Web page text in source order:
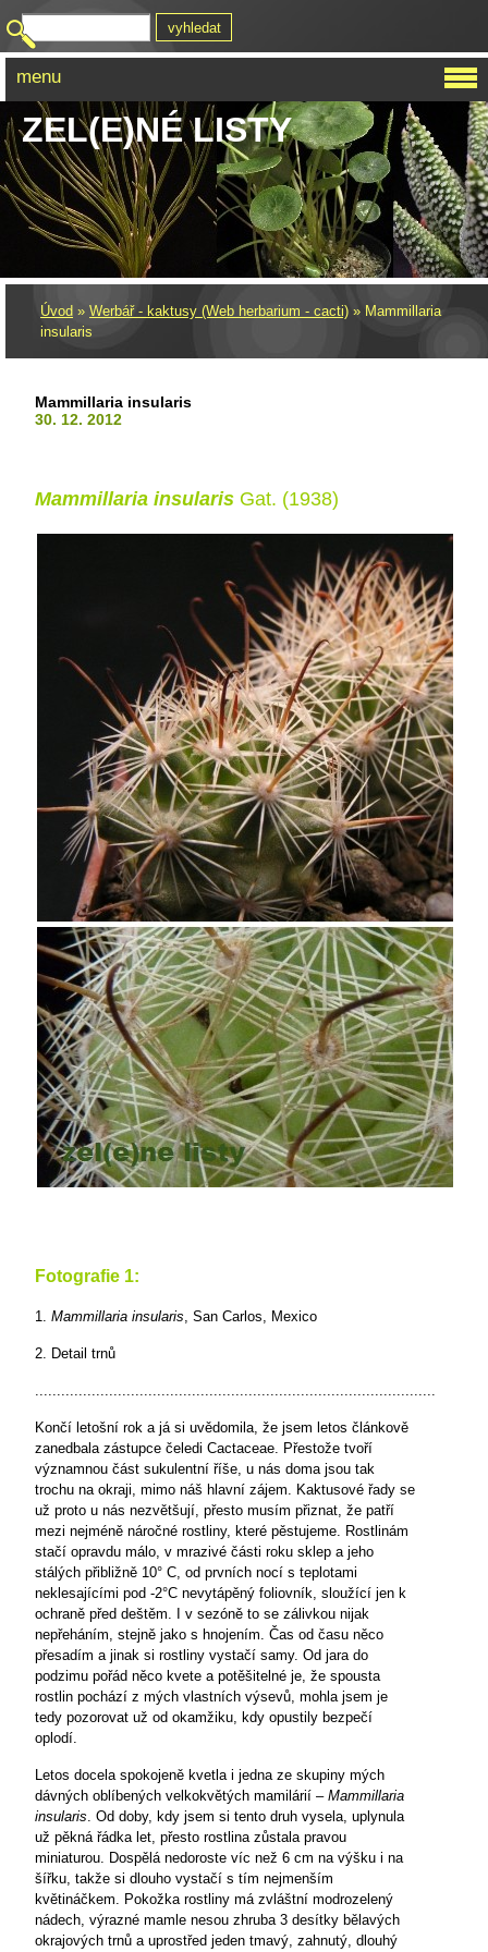
ZEL(E)NÉ LISTY
Úvod » Werbář - kaktusy (Web herbarium - cacti) » Mammillaria
insularis
Mammillaria insularis
30. 12. 2012
Mammillaria insularis Gat. (1938)
Fotografie 1:
1. Mammillaria insularis, San Carlos, Mexico
2. Detail trnů
............................................................................................
Končí letošní rok a já si uvědomila, že jsem letos článkově
zanedbala zástupce čeledi Cactaceae. Přestože tvoří
významnou část sukulentní říše, u nás doma jsou tak
trochu na okraji, mimo náš hlavní zájem. Kaktusové řady se
už proto u nás nezvětšují, přesto musím přiznat, že patří
mezi nejméně náročné rostliny, které pěstujeme. Rostlinám
stačí opravdu málo, v mrazivé části roku sklep a jeho
stálých přibližně 10° C, od prvních nocí s teplotami
neklesajícími pod -2°C nevytápěný foliovník, sloužící jen k
ochraně před deštěm. I v sezóně to se zálivkou nijak
nepřeháním, stejně jako s hnojením. Čas od času něco
přesadím a jinak si rostliny vystačí samy. Od jara do
podzimu pořád něco kvete a potěšitelné je, že spousta
rostlin pochází z mých vlastních výsevů, mohla jsem je
tedy pozorovat už od okamžiku, kdy opustily bezpečí
oplodí.
Letos docela spokojeně kvetla i jedna ze skupiny mých
dávných oblíbených velkokvětých mamilárií – Mammillaria
insularis. Od doby, kdy jsem si tento druh vysela, uplynula
už pěkná řádka let, přesto rostlina zůstala pravou
miniaturou. Dospělá nedoroste víc než 6 cm na výšku i na
šířku, takže si dlouho vystačí s tím nejmenším
květináčkem. Pokožka rostliny má zvláštní modrozelený
nádech, výrazné mamle nesou zhruba 3 desítky bělavých
okrajových trnů a uprostřed jeden tmavý, zahnutý, dlouhý
menu